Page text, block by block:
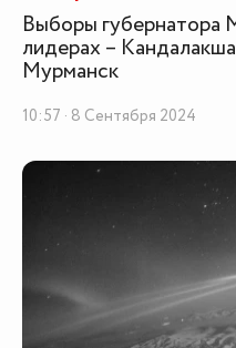
Выборы губернатора
лидерах –
Мурманск
10:57 · 8 Сентября 2024